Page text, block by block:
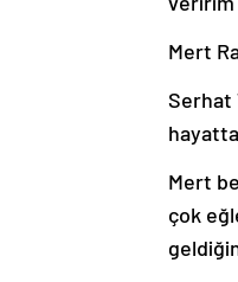
Mert
Serhat
Mert
çok